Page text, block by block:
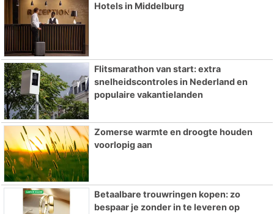
Hotels in Middelburg
Flitsmarathon van start: extra
snelheidscontroles in Nederland en
populaire vakantielanden
Zomerse warmte en droogte houden
voorlopig aan
Betaalbare trouwringen kopen: zo
bespaar je zonder in te leveren op